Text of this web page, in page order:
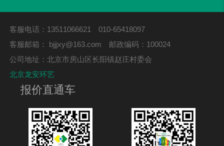
客服电话：13511066621 010-65418097
客服邮箱： bjjjxy@163.com 邮政编码：100024
公司地址：北京市房山区长阳镇赵庄村委会
北京龙安环艺
报价直通车